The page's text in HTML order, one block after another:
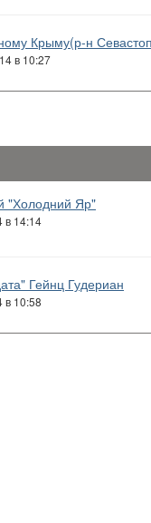
Крыму(р-н
в 10:27
"Холодний Яр"
в 14:14
Гейнц Гудериан
в 10:58